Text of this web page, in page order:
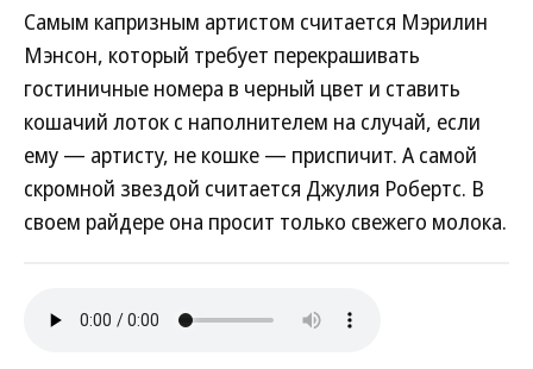
Самым капризным артистом считается Мэрилин
Мэнсон, который требует перекрашивать
гостиничные номера в черный цвет и ставить
кошачий лоток с наполнителем на случай, если
ему — артисту, не кошке — приспичит. А самой
скромной звездой считается Джулия Робертс. В
своем райдере она просит только свежего молока.